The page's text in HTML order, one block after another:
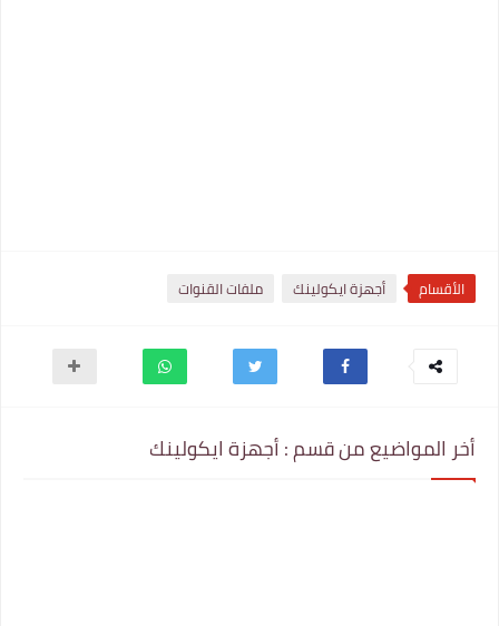
الأقسام أجهزة ايكولينك ملفات القنوات
أخر المواضيع من قسم : أجهزة ايكولينك